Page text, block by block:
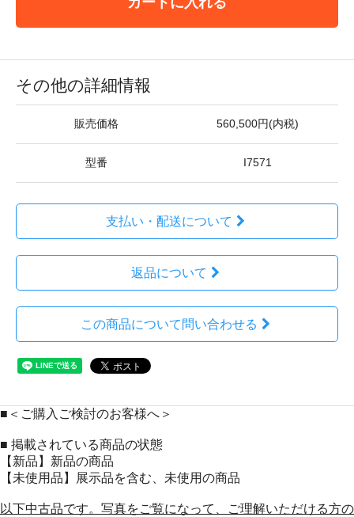
その他の詳細情報
販売価格 560,500円(内税)
型番 I7571
支払い・配送について
返品について
この商品について問い合わせる
■＜ご購入ご検討のお客様へ＞
■ 掲載されている商品の状態
【新品】新品の商品
【未使用品】展示品を含む、未使用の商品
以下中古品です。写真をご覧になって、ご理解いただける方の